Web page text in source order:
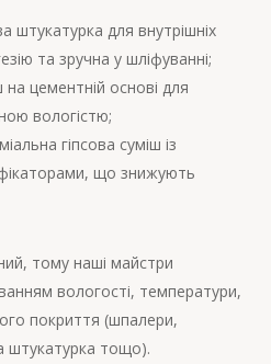
штукатурка для внутрішніх
та зручна у шліфуванні;
цементній основі для
вологістю;
гіпсова суміш із
що знижують
тому наші майстри
вологості, температури,
покриття (шпалери,
штукатурка тощо).